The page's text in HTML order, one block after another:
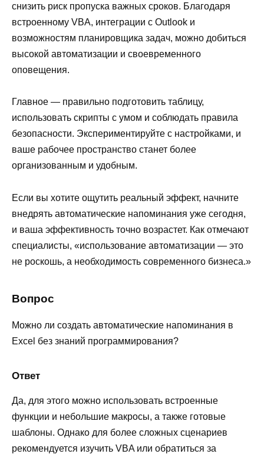
снизить риск пропуска важных сроков. Благодаря
встроенному VBA, интеграции с Outlook и
возможностям планировщика задач, можно добиться
высокой автоматизации и своевременного
оповещения.
Главное — правильно подготовить таблицу,
использовать скрипты с умом и соблюдать правила
безопасности. Экспериментируйте с настройками, и
ваше рабочее пространство станет более
организованным и удобным.
Если вы хотите ощутить реальный эффект, начните
внедрять автоматические напоминания уже сегодня,
и ваша эффективность точно возрастет. Как отмечают
специалисты, «использование автоматизации — это
не роскошь, а необходимость современного бизнеса.»
Вопрос
Можно ли создать автоматические напоминания в
Excel без знаний программирования?
Ответ
Да, для этого можно использовать встроенные
функции и небольшие макросы, а также готовые
шаблоны. Однако для более сложных сценариев
рекомендуется изучить VBA или обратиться за